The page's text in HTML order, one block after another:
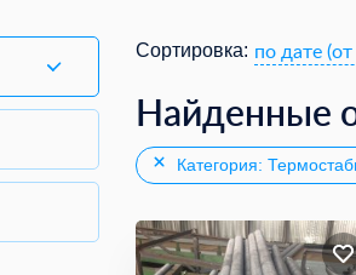
Сортировка: по дате
Найденные
Категория: